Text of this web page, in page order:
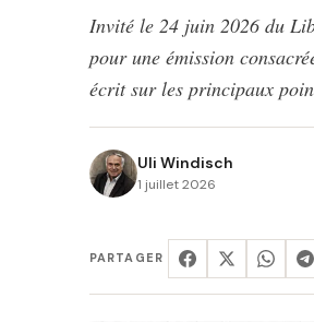
Invité le 24 juin 2026 du
pour une émission
écrit sur les principaux
Uli Windisch
1 juillet 2026
PARTAGER